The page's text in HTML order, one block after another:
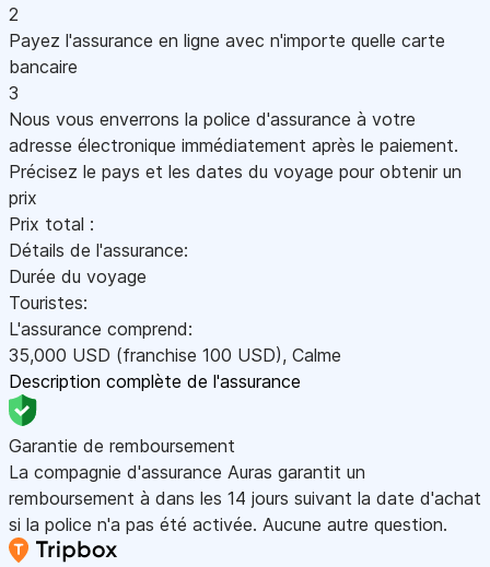
2
Payez l'assurance en ligne avec n'importe quelle carte
bancaire
3
Nous vous enverrons la police d'assurance à votre
adresse électronique immédiatement après le paiement.
Précisez le pays et les dates du voyage pour obtenir un
prix
Prix total :
Détails de l'assurance:
Durée du voyage
Touristes:
L'assurance comprend:
35,000 USD (franchise 100 USD), Calme
Description complète de l'assurance
Garantie de remboursement
La compagnie d'assurance Auras garantit un
remboursement à dans les 14 jours suivant la date d'achat
si la police n'a pas été activée. Aucune autre question.